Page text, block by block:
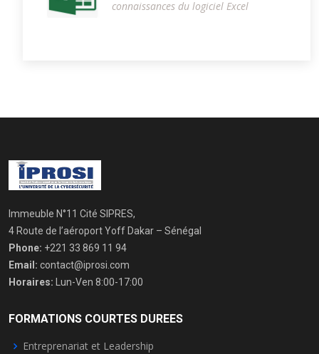
connaissances du logiciel Excel
Immeuble N°11 Cité SIPRES,
4 Route de l’aéroport Yoff Dakar – Sénégal
Phone: +221 33 869 11 94
Email: contact@iprosi.com
Horaires: Lun-Ven 8:00-17:00
FORMATIONS COURTES DUREES
Entreprenariat et Leadership